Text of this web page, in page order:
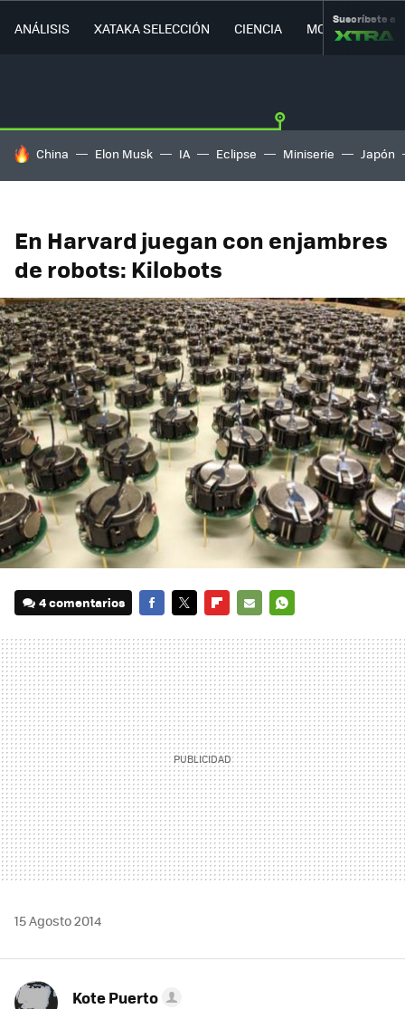
ANÁLISIS XATAKA SELECCIÓN CIENCIA MOVILIDAD
Suscríbete a
HOY SE HABLA DE
China Elon Musk IA Eclipse Miniserie Japón
En Harvard juegan con enjambres
de robots: Kilobots
4 comentarios
MAIL
15 Agosto 2014
Kote Puerto